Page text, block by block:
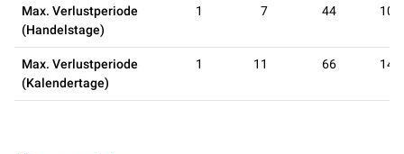
Max. Verlustperiode
(Handelstage)
1 7 44 100
Max. Verlustperiode
(Kalendertage)
1 11 66 147